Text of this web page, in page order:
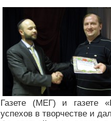
Газете (МЕГ) и газете
успехов в творчестве и